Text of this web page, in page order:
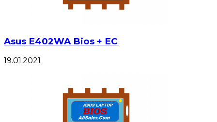
Asus E402WA Bios + EC
19.01.2021